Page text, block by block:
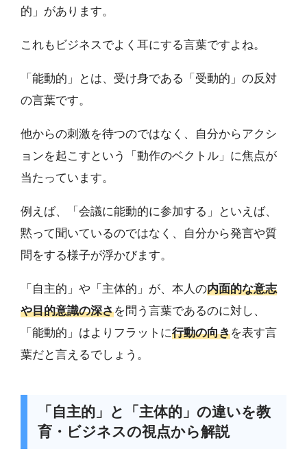
的」があります。
これもビジネスでよく耳にする言葉ですよね。
「能動的」とは、受け身である「受動的」の反対
の言葉です。
他からの刺激を待つのではなく、自分からアクシ
ョンを起こすという「動作のベクトル」に焦点が
当たっています。
例えば、「会議に能動的に参加する」といえば、
黙って聞いているのではなく、自分から発言や質
問をする様子が浮かびます。
「自主的」や「主体的」が、本人の内面的な意志
や目的意識の深さを問う言葉であるのに対し、
「能動的」はよりフラットに行動の向きを表す言
葉だと言えるでしょう。
「自主的」と「主体的」の違いを教
育・ビジネスの視点から解説